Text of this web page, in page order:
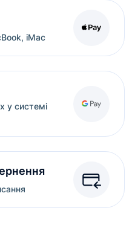
iMac
у системі